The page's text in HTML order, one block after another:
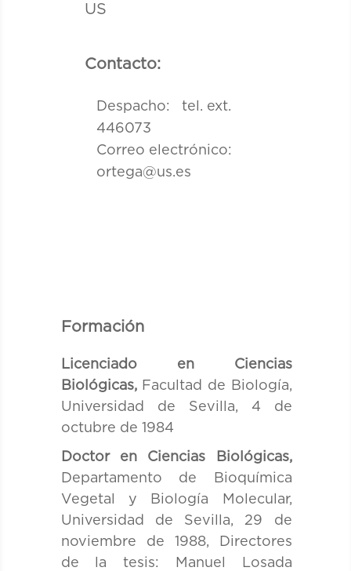
US
Contacto:
Despacho: tel. ext.
446073
Correo electrónico:
ortega@us.es
Formación
Licenciado en Ciencias
Biológicas, Facultad de Biología,
Universidad de Sevilla, 4 de
octubre de 1984
Doctor en Ciencias Biológicas,
Departamento de Bioquímica
Vegetal y Biología Molecular,
Universidad de Sevilla, 29 de
noviembre de 1988, Directores
de la tesis: Manuel Losada